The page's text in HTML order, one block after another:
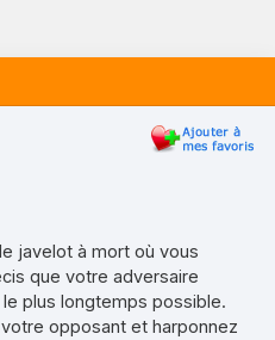
javelot à mort où vous
que votre adversaire
plus longtemps possible.
opposant et harponnez